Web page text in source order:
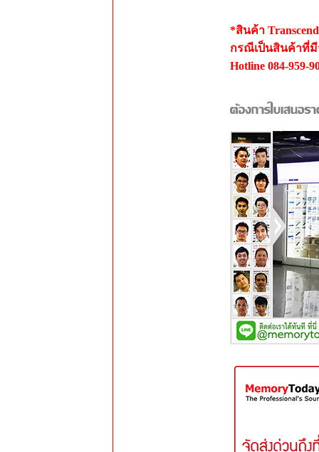
*สินค้า
กรณีเป็นสินค้าที่มี
Hotline 084-959-